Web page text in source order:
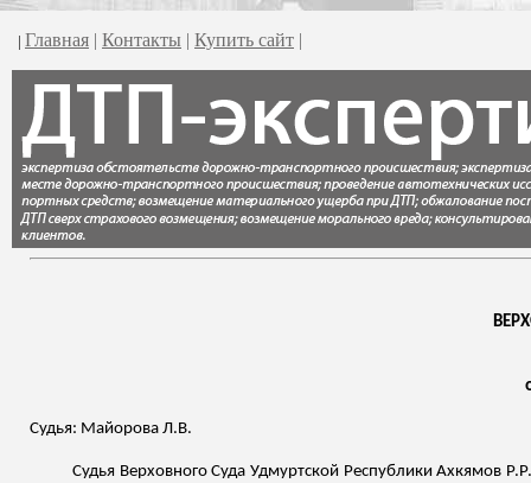
| Главная | Контакты | Купить сайт |
Судья: Майорова Л.В.
Судья Верховного Суда Удмуртской РеспубликиАхкямов